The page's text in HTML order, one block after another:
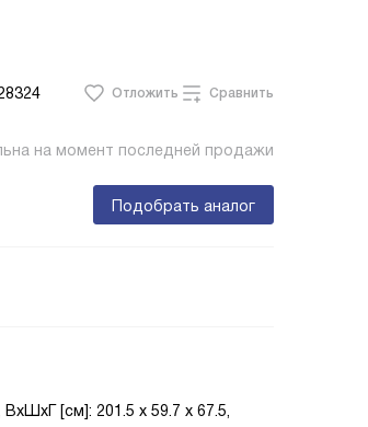
Отложить Сравнить
на момент последней продажи
Подобрать аналог
[см]: 201.5 х 59.7 х 67.5,